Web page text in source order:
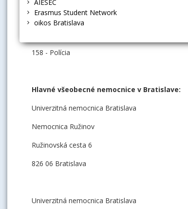
AIESEC
Erasmus Student Network
oikos Bratislava
150 - Hasiči
158 - Polícia
Hlavné všeobecné nemocnice v Bratislave:
Univerzitná nemocnica Bratislava
Nemocnica Ružinov
Ružinovská cesta 6
826 06 Bratislava
Univerzitná nemocnica Bratislava